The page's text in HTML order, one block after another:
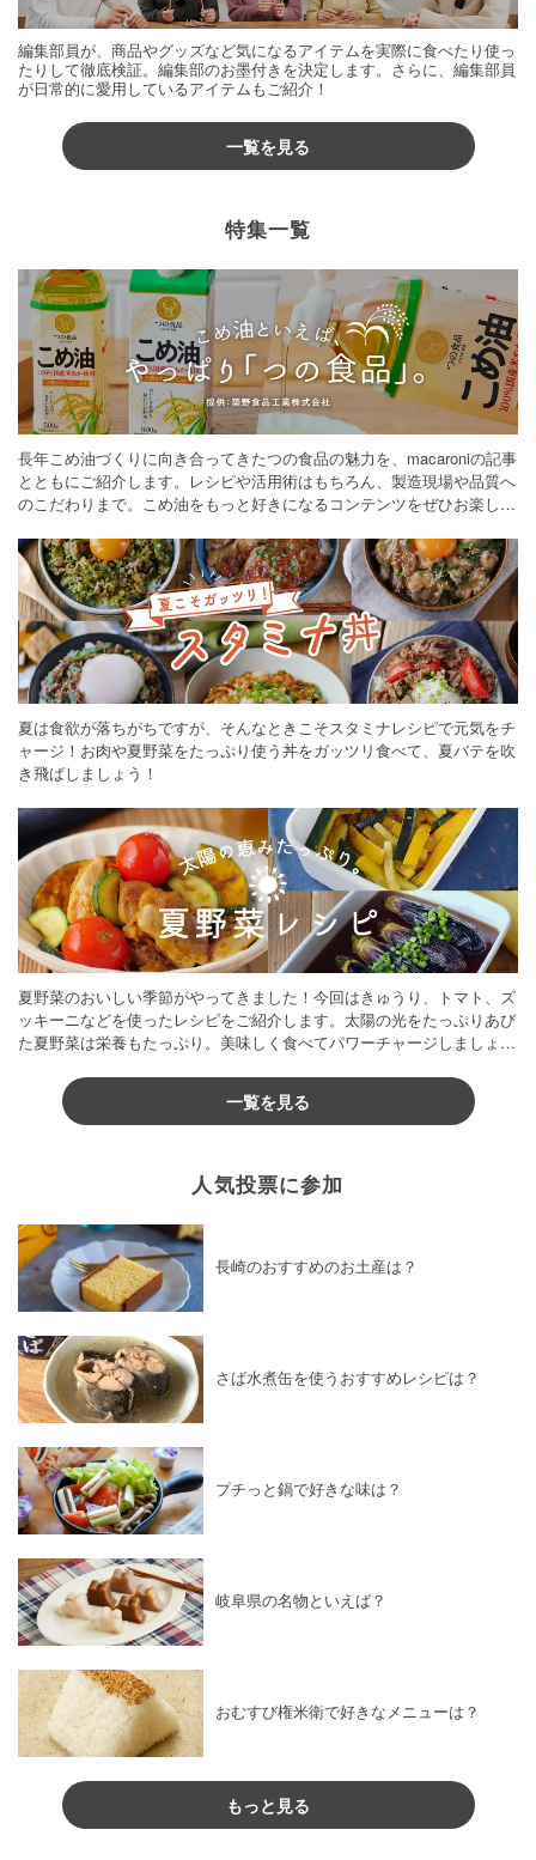
編集部員が、商品やグッズなど気になるアイテムを実際に食べたり使っ
たりして徹底検証。編集部のお墨付きを決定します。さらに、編集部員
が日常的に愛用しているアイテムもご紹介！
一覧を見る
特集一覧
長年こめ油づくりに向き合ってきたつの食品の魅力を、macaroniの記事
とともにご紹介します。レシピや活用術はもちろん、製造現場や品質へ
のこだわりまで。こめ油をもっと好きになるコンテンツをぜひお楽しみ
夏は食欲が落ちがちですが、そんなときこそスタミナレシピで元気をチ
ャージ！お肉や夏野菜をたっぷり使う丼をガッツリ食べて、夏バテを吹
き飛ばしましょう！
夏野菜のおいしい季節がやってきました！今回はきゅうり、トマト、ズ
ッキーニなどを使ったレシピをご紹介します。太陽の光をたっぷりあび
た夏野菜は栄養もたっぷり。美味しく食べてパワーチャージしましょう
一覧を見る
人気投票に参加
長崎のおすすめのお土産は？
さば水煮缶を使うおすすめレシピは？
プチっと鍋で好きな味は？
岐阜県の名物といえば？
おむすび権米衛で好きなメニューは？
もっと見る